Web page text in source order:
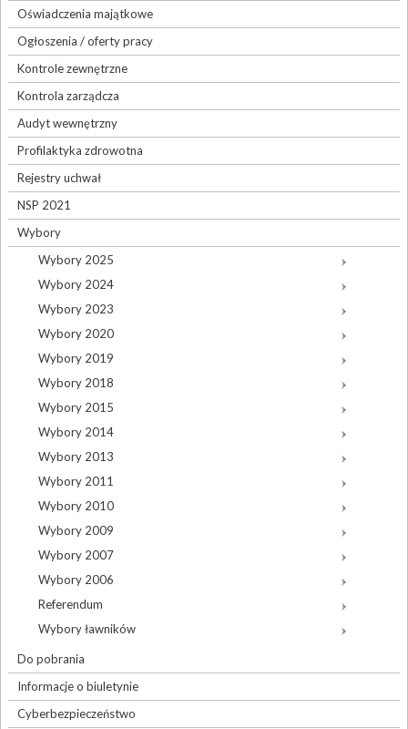
Oświadczenia majątkowe
Ogłoszenia / oferty pracy
Kontrole zewnętrzne
Kontrola zarządcza
Audyt wewnętrzny
Profilaktyka zdrowotna
Rejestry uchwał
NSP 2021
Wybory
Wybory 2025
Wybory 2024
Wybory 2023
Wybory 2020
Wybory 2019
Wybory 2018
Wybory 2015
Wybory 2014
Wybory 2013
Wybory 2011
Wybory 2010
Wybory 2009
Wybory 2007
Wybory 2006
Referendum
Wybory ławników
Do pobrania
Informacje o biuletynie
Cyberbezpieczeństwo